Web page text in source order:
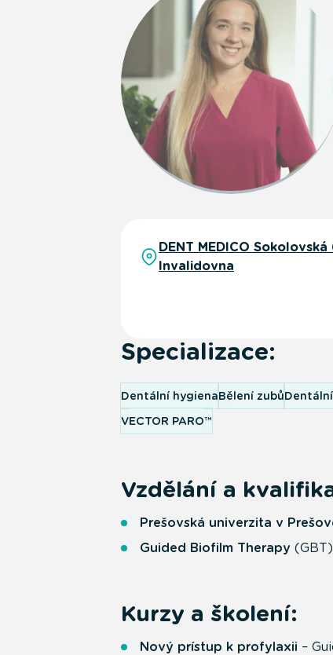
DENT MEDICO
Invalidovna
Specializace:
Dentální hygienaBělení zubů
VECTOR PARO™
Vzdělání a
Prešovská univerzita v
Guided Biofilm Therapy (GBT)
Kurzy a školení:
Nový prístup k profylaxii –